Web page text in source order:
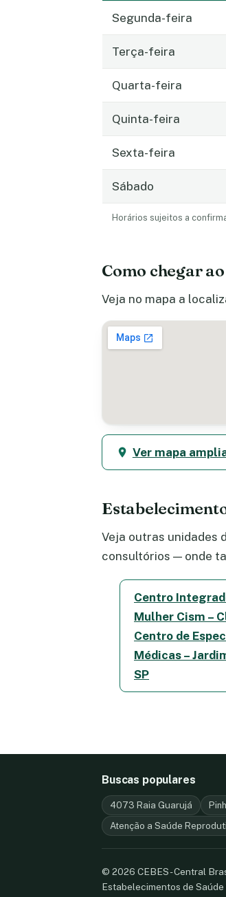
Segunda-feira
Terça-feira
Quarta-feira
Quinta-feira
Sexta-feira
Sábado
Horários sujeitos a
Como chegar
Veja no mapa a
Ver mapa
Veja outras unidades
consultórios — onde
Centro
Mulher Cism –
Centro de
Médicas –
SP
Buscas populares
4073 Raia Guarujá
Atenção a Saúde
© 2026 CEBES - Central
Estabelecimentos de Saúde